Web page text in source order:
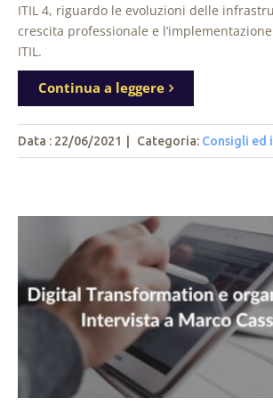
ITIL 4, riguardo le evoluzioni delle
crescita professionale e
ITIL.
Continua a leggere
Data : 22/06/2021 Categoria: Consigli ed